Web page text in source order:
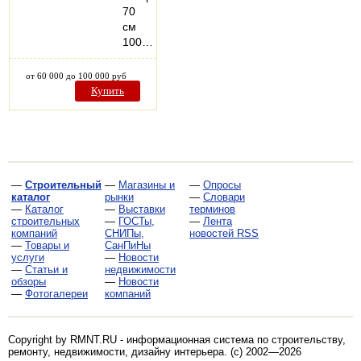
70
см
100…
от 60 000 до 100 000 руб
Купить
— Строительный
каталог
— Каталог
строительных
компаний
— Товары и
услуги
— Статьи и
обзоры
— Фотогалереи
— Магазины и
рынки
— Выставки
— ГОСТы,
СНИПы,
СанПиНы
— Новости
недвижимости
— Новости
компаний
— Опросы
— Словари
терминов
— Лента
новостей RSS
Copyright by RMNT.RU - информационная система по строительству,
ремонту, недвижимости, дизайну интерьера . (c) 2002—2026